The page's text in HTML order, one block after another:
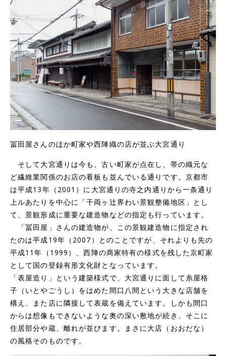
冨田屋さんのほか町家や西陣織の店が並ぶ大宮通り
そして大宮通りは今も、古い町家が点在し、帯の織元な
ど繊維業関係のお店の看板も並んでいる通りです。京都市
は平成13年（2001）に大宮通りの寺之内通りから一条通り
上ルあたりを中心に「千両ヶ辻界わい景観整備地区」とし
て、景観形成に重要な建造物などの指定も行っています。
「冨田屋」さんの建造物が、この景観建造物に指定され
たのは平成19年（2007）とのことですが、それよりも先の
平成11年（1999）、西陣の商家特有の様式を残した京町家
として国の登録有形文化財となっています。
「表屋造り」という建築様式で、大宮通りに面して糸屋格
子（いとやごうし）をはめた間口八間という大きな店舗を
構え、また店に隣接して表蔵を備えています。しかも間口
からは想像もできないような奥の深い敷地が続き、そこに
住居部分や蔵、離れが並びます。まさに大店（おおだな）
の風格そのものです。